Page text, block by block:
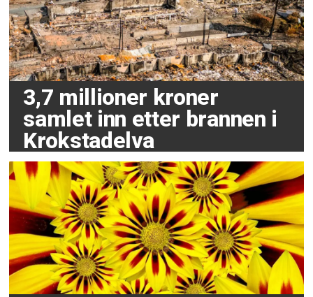
3,7 millioner kroner
samlet inn etter brannen i
Krokstadelva